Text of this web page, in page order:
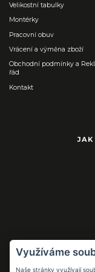
Velikostní tabulky
Montérky
Pracovní obuv
Vrácení a výměna zboží
Obchodní podmínky a
řád
Kontakt
JAK
Využíváme
Naše stránky využívají